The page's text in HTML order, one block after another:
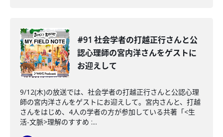
#91 社会学者の打越正行さんと公
認心理師の宮内洋さんをゲストに
お迎えして
9/12(木)の放送では、社会学者の打越正行さんと公認心理
師の宮内洋さんをゲストにお迎えして。宮内さんと、打越
さんをはじめ、4人の学者の方が参加している共著「<生
活-文脈>理解のすすめ :...